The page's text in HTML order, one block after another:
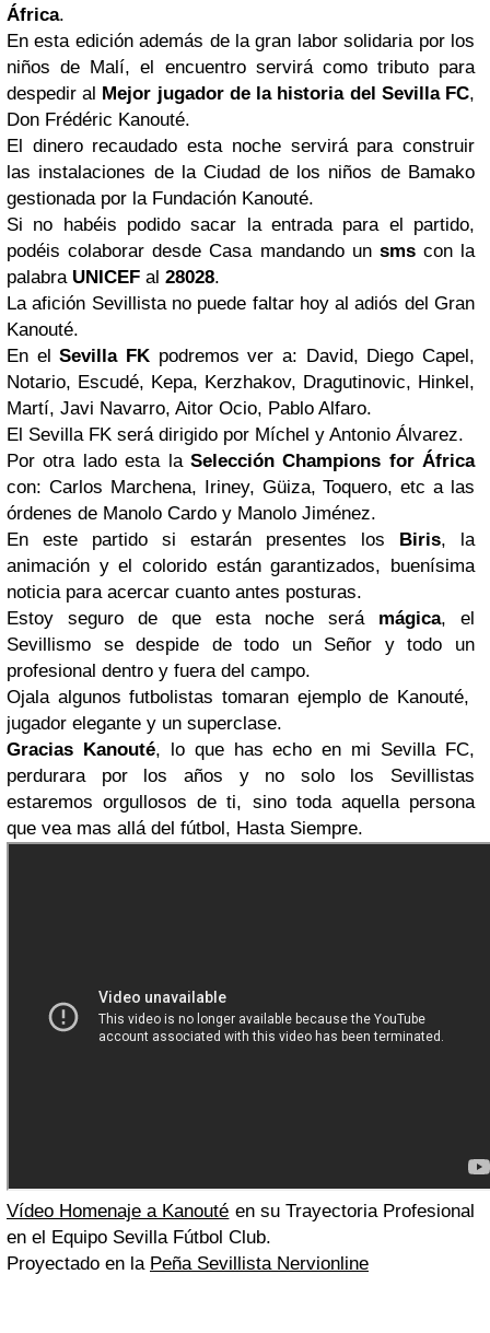
África.
En esta edición además de la gran labor solidaria por los
niños de Malí, el encuentro servirá como tributo para
despedir al Mejor jugador de la historia del SevillaFC,
Don Frédéric Kanouté.
El dinero recaudado esta noche servirá para construir
las instalaciones de la Ciudad de los niños de Bamako
gestionada por la Fundación Kanouté.
Si no habéis podido sacar la entrada para el partido,
podéis colaborar desde Casa mandando un sms con la
palabra UNICEF al 28028.
La afición Sevillista no puede faltar hoy al adiós del Gran
Kanouté.
En elSevilla FK podremos ver a: David, Diego Capel,
Notario, Escudé, Kepa, Kerzhakov, Dragutinovic, Hinkel,
Martí, Javi Navarro, Aitor Ocio, Pablo Alfaro.
El Sevilla FK será dirigido por Míchel y Antonio Álvarez.
Por otra lado esta la Selección Champions for África
con: Carlos Marchena, Iriney, Güiza, Toquero, etc a las
órdenes de Manolo Cardo y Manolo Jiménez.
En este partido si estarán presentes los Biris, la
animación y el colorido están garantizados, buenísima
noticia para acercar cuanto antes posturas.
Estoy seguro de que esta noche será mágica, el
Sevillismo se despide de todo un Señor y todo un
profesional dentro y fuera del campo.
Ojala algunos futbolistas tomaran ejemplo de Kanouté,
jugador elegante y un superclase.
Gracias Kanouté, lo que has echo en mi Sevilla FC,
perdurara por los años y no solo los Sevillistas
estaremos orgullosos de ti, sino toda aquella persona
que vea mas allá del fútbol, Hasta Siempre.
Vídeo Homenaje a Kanouté en su Trayectoria Profesional
en el Equipo Sevilla Fútbol Club.
Proyectado en la Peña Sevillista Nervionline